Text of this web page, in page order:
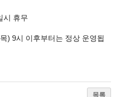
시 휴무
) 9시 이후부터는 정상 운영됩
목록